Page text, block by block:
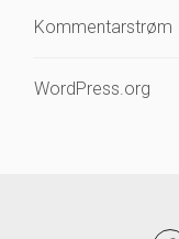
Kommentarstrøm
WordPress.org